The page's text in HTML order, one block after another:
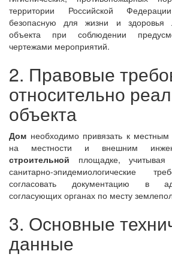
территории Российской
безопасную для жизни и здоровья
объекта при соблюдении
чертежами мероприятий.
2. Правовые
относительно
объекта
Дом необходимо привязать к
на местности и внешним
строительной площадке, учитывая
санитарно-эпидемиологические
согласовать документацию в
согласующих органах по месту
3. Основные
данные